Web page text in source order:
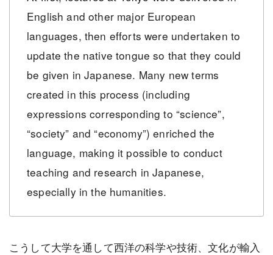
English and other major European
languages, then efforts were undertaken to
update the native tongue so that they could
be given in Japanese. Many new terms
created in this process (including
expressions corresponding to “science”,
“society” and “economy”) enriched the
language, making it possible to conduct
teaching and research in Japanese,
especially in the humanities.
こうして大学を通して西洋の科学や技術、文化が輸入